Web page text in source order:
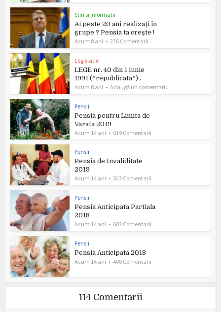
Stiri si informatii
Ai peste 20 ani realizați în
grupe ? Pensia ta crește !
Acum 8 ani
276 Comentarii
Legislatie
LEGE nr. 40 din 1 iunie
1991 (*republicata*) .
Acum 8 ani
Adaugă un comentariu
Pensii
Pensia pentru Limita de
Varsta 2019
Acum 14 ani
619 Comentarii
Pensii
Pensia de Invaliditate
2019
Acum 14 ani
523 Comentarii
Pensii
Pensia Anticipata Partiala
2018
Acum 14 ani
603 Comentarii
Pensii
Pensia Anticipata 2018
Acum 14 ani
408 Comentarii
114 Comentarii